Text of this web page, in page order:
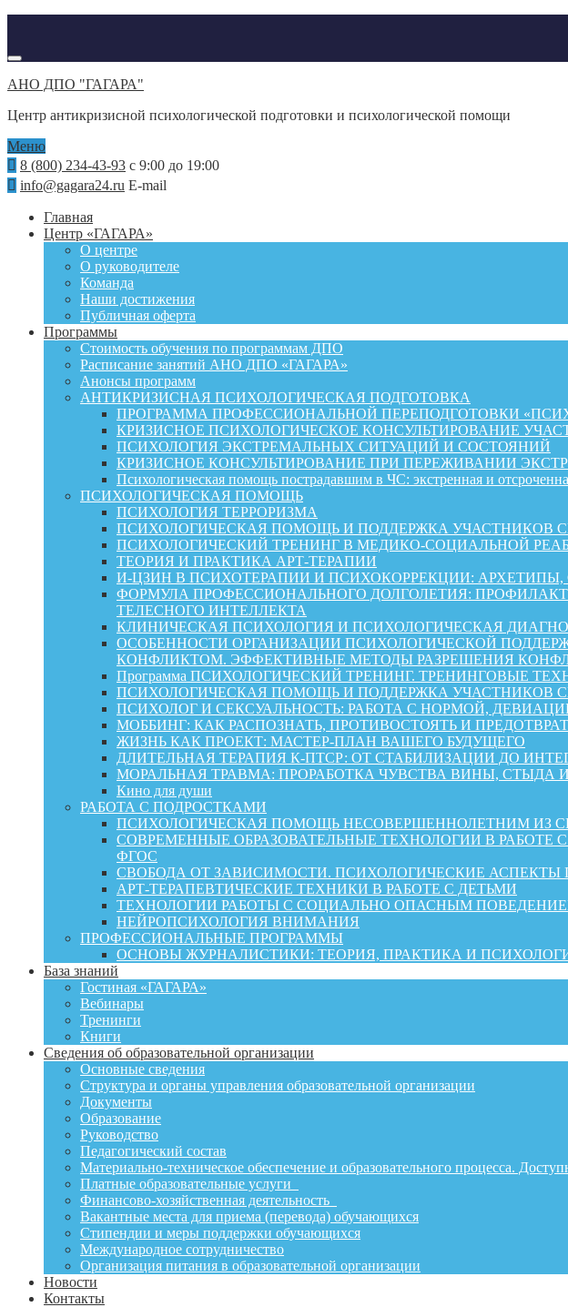
АНО ДПО "ГАГАРА"
Центр антикризисной психологической подготовки и психологической помощи
Меню
8 (800) 234-43-93 с 9:00 до 19:00
info@gagara24.ru E-mail
Главная
Центр «ГАГАРА»
О центре
О руководителе
Команда
Наши достижения
Публичная оферта
Программы
Стоимость обучения по программам ДПО
Расписание занятий АНО ДПО «ГАГАРА»
Анонсы программ
АНТИКРИЗИСНАЯ ПСИХОЛОГИЧЕСКАЯ ПОДГОТОВКА
ПРОГРАММА ПРОФЕССИОНАЛЬНОЙ ПЕРЕПОДГОТОВКИ
КРИЗИСНОЕ ПСИХОЛОГИЧЕСКОЕ КОНСУЛЬТИРОВАНИЕ
ПСИХОЛОГИЯ ЭКСТРЕМАЛЬНЫХ СИТУАЦИЙ И СОСТОЯНИЙ
КРИЗИСНОЕ КОНСУЛЬТИРОВАНИЕ ПРИ ПЕРЕЖИВАНИИ
Психологическая помощь пострадавшим в ЧС: экстренная и
ПСИХОЛОГИЧЕСКАЯ ПОМОЩЬ
ПСИХОЛОГИЯ ТЕРРОРИЗМА
ПСИХОЛОГИЧЕСКАЯ ПОМОЩЬ И ПОДДЕРЖКА УЧАСТНИКОВ
ПСИХОЛОГИЧЕСКИЙ ТРЕНИНГ В МЕДИКО-СОЦИАЛЬНОЙ
ТЕОРИЯ И ПРАКТИКА АРТ-ТЕРАПИИ
И-ЦЗИН В ПСИХОТЕРАПИИ И ПСИХОКОРРЕКЦИИ:
ФОРМУЛА ПРОФЕССИОНАЛЬНОГО ДОЛГОЛЕТИЯ:
ТЕЛЕСНОГО ИНТЕЛЛЕКТА
КЛИНИЧЕСКАЯ ПСИХОЛОГИЯ И ПСИХОЛОГИЧЕСКАЯ
ОСОБЕННОСТИ ОРГАНИЗАЦИИ ПСИХОЛОГИЧЕСКОЙ
КОНФЛИКТОМ. ЭФФЕКТИВНЫЕ МЕТОДЫ РАЗРЕШЕНИЯ
Программа ПСИХОЛОГИЧЕСКИЙ ТРЕНИНГ. ТРЕНИНГОВЫЕ
ПСИХОЛОГИЧЕСКАЯ ПОМОЩЬ И ПОДДЕРЖКА УЧАСТНИКОВ
ПСИХОЛОГ И СЕКСУАЛЬНОСТЬ: РАБОТА С НОРМОЙ,
МОББИНГ: КАК РАСПОЗНАТЬ, ПРОТИВОСТОЯТЬ И
ЖИЗНЬ КАК ПРОЕКТ: МАСТЕР‑ПЛАН ВАШЕГО БУДУЩЕГО
ДЛИТЕЛЬНАЯ ТЕРАПИЯ К-ПТСР: ОТ СТАБИЛИЗАЦИИ ДО
МОРАЛЬНАЯ ТРАВМА: ПРОРАБОТКА ЧУВСТВА ВИНЫ, СТЫДА
Кино для души
РАБОТА С ПОДРОСТКАМИ
ПСИХОЛОГИЧЕСКАЯ ПОМОЩЬ НЕСОВЕРШЕННОЛЕТНИМ ИЗ
СОВРЕМЕННЫЕ ОБРАЗОВАТЕЛЬНЫЕ ТЕХНОЛОГИИ В
ФГОС
СВОБОДА ОТ ЗАВИСИМОСТИ. ПСИХОЛОГИЧЕСКИЕ
АРТ-ТЕРАПЕВТИЧЕСКИЕ ТЕХНИКИ В РАБОТЕ С ДЕТЬМИ
ТЕХНОЛОГИИ РАБОТЫ С СОЦИАЛЬНО ОПАСНЫМ
НЕЙРОПСИХОЛОГИЯ ВНИМАНИЯ
ПРОФЕССИОНАЛЬНЫЕ ПРОГРАММЫ
ОСНОВЫ ЖУРНАЛИСТИКИ: ТЕОРИЯ, ПРАКТИКА И
База знаний
Гостиная «ГАГАРА»
Вебинары
Тренинги
Книги
Сведения об образовательной организации
Основные сведения
Структура и органы управления образовательной организации
Документы
Образование
Руководство
Педагогический состав
Материально-техническое обеспечение и образовательного процесса.
Платные образовательные услуги
Финансово-хозяйственная деятельность
Вакантные места для приема (перевода) обучающихся
Стипендии и меры поддержки обучающихся
Международное сотрудничество
Организация питания в образовательной организации
Новости
Контакты